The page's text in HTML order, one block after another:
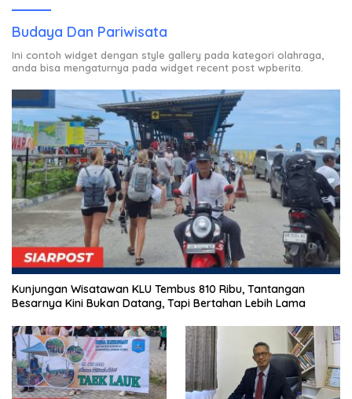
Budaya Dan Pariwisata
Ini contoh widget dengan style gallery pada kategori olahraga,
anda bisa mengaturnya pada widget recent post wpberita.
Kunjungan Wisatawan KLU Tembus 810 Ribu, Tantangan
Besarnya Kini Bukan Datang, Tapi Bertahan Lebih Lama